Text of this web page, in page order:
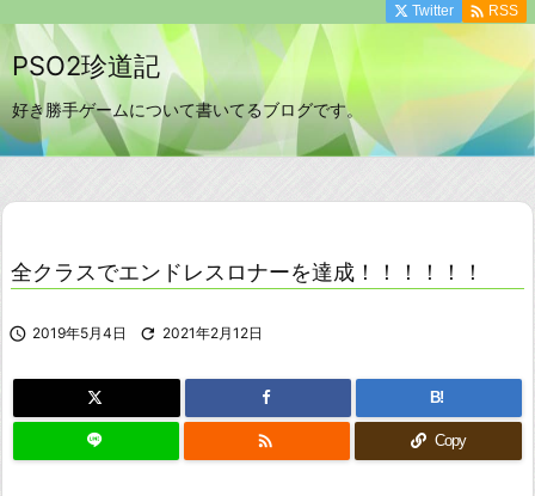
PSO2珍道記
好き勝手ゲームについて書いてるブログです。
Twitter  RSS
全クラスでエンドレスロナーを達成！！！！！！
 2019年5月4日  2021年2月12日
B!
 Copy